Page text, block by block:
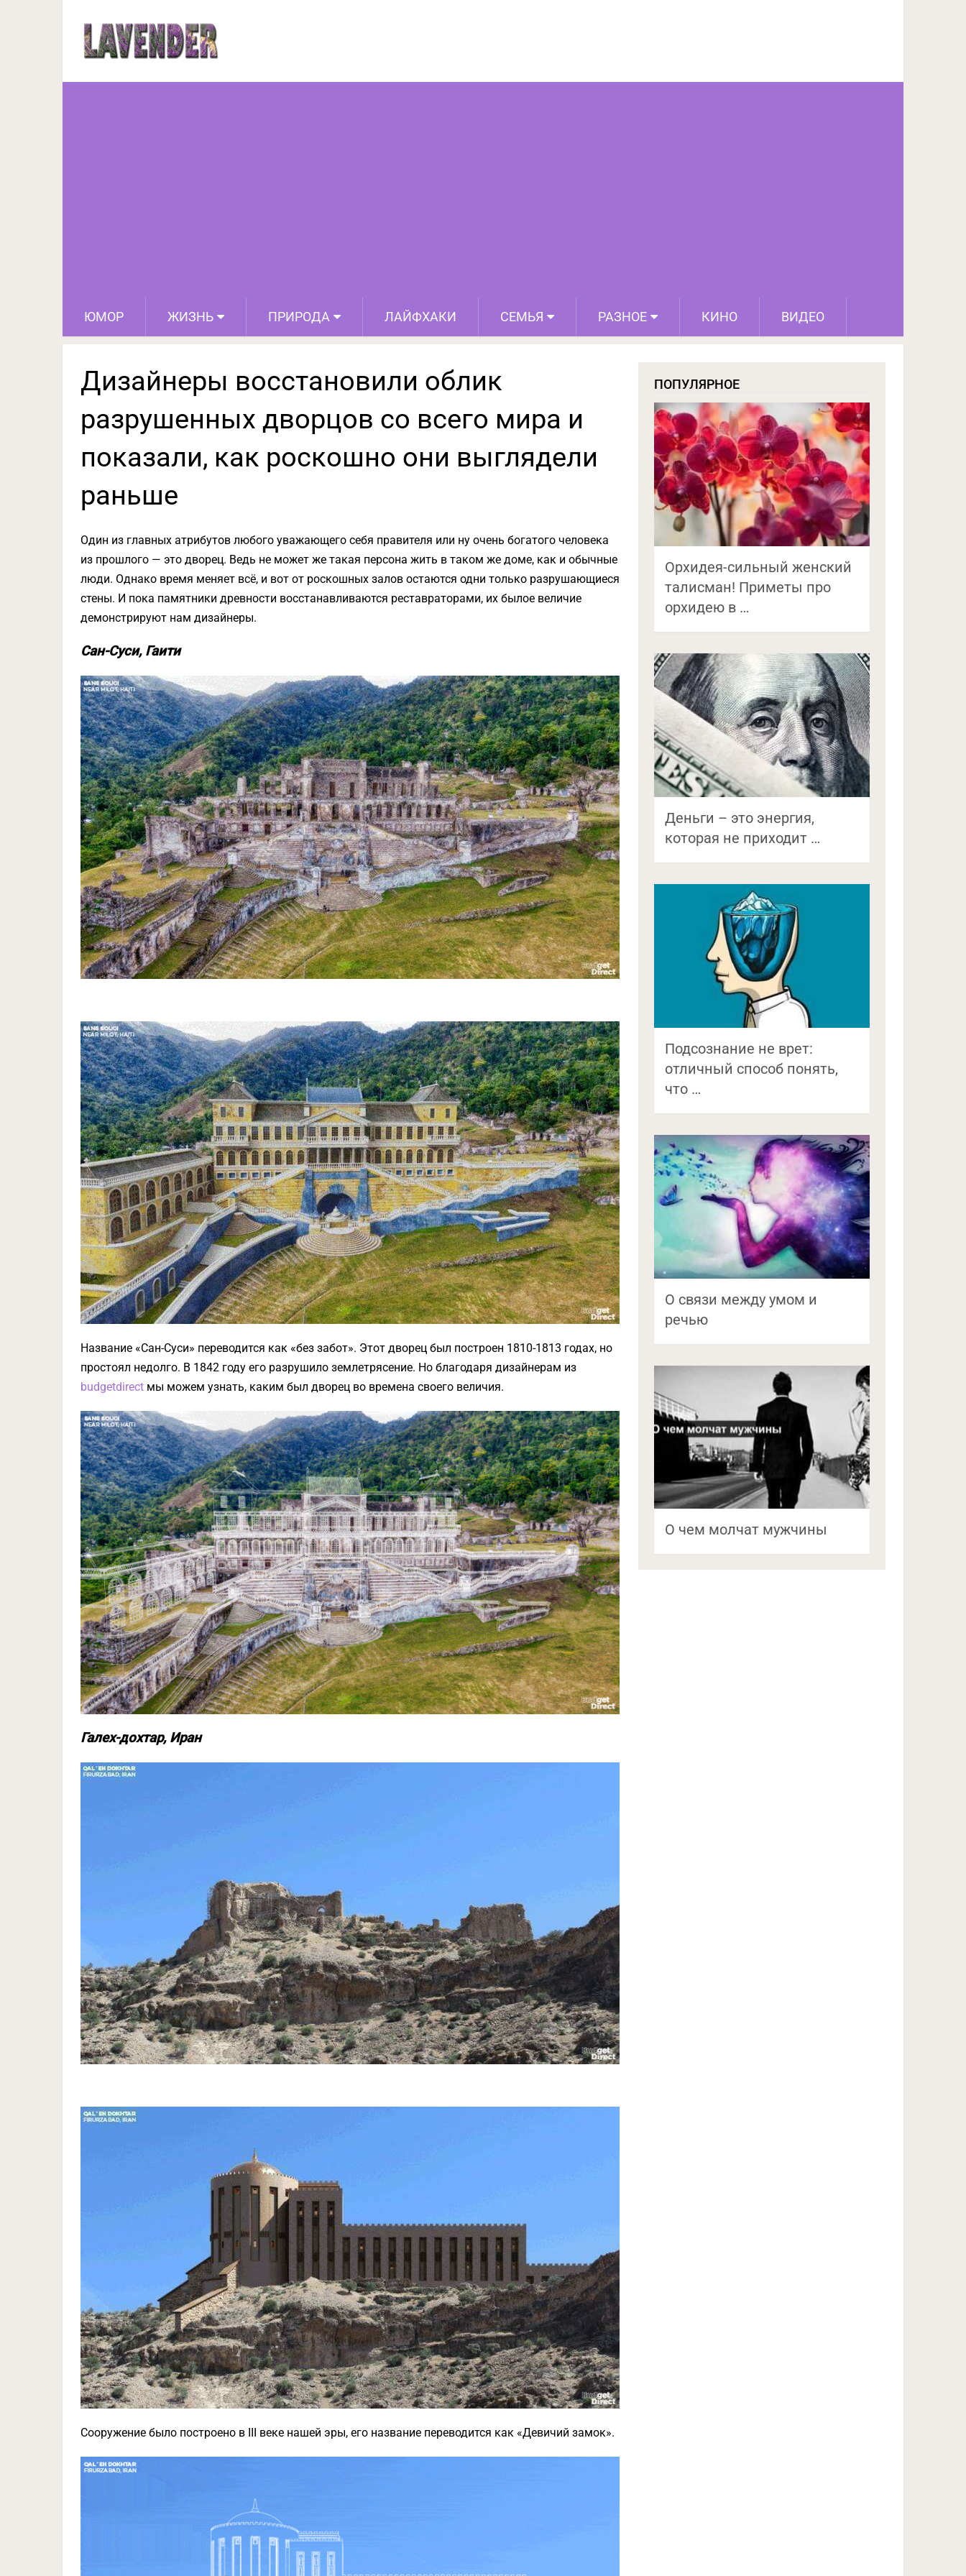
ЮМОР ЖИЗНЬ ПРИРОДА ЛАЙФХАКИ СЕМЬЯ РАЗНОЕ КИНО ВИДЕО
Дизайнеры восстановили облик разрушенных дворцов со
всего мира и показали, как роскошно они выглядели раньше
Дизайнеры восстановили облик
разрушенных дворцов со всего мира и
показали, как роскошно они выглядели
раньше
Один из главных атрибутов любого уважающего себя правителя или ну очень богатого человека
из прошлого — это дворец. Ведь не может же такая персона жить в таком же доме, как и обычные
люди. Однако время меняет всё, и вот от роскошных залов остаются одни только разрушающиеся
стены. И пока памятники древности восстанавливаются реставраторами, их былое величие
демонстрируют нам дизайнеры.
Сан-Суси, Гаити
Название «Сан-Суси» переводится как «без забот». Этот дворец был построен 1810-1813 годах, но
простоял недолго. В 1842 году его разрушило землетрясение. Но благодаря дизайнерам из
budgetdirect мы можем узнать, каким был дворец во времена своего величия.
Галех-дохтар, Иран
Сооружение было построено в III веке нашей эры, его название переводится как «Девичий замок».
ПОПУЛЯРНОЕ
Орхидея-сильный женский
талисман! Приметы про
орхидею в …
Деньги – это энергия,
которая не приходит …
Подсознание не врет:
отличный способ понять,
что …
О связи между умом и
речью
О чем молчат мужчины